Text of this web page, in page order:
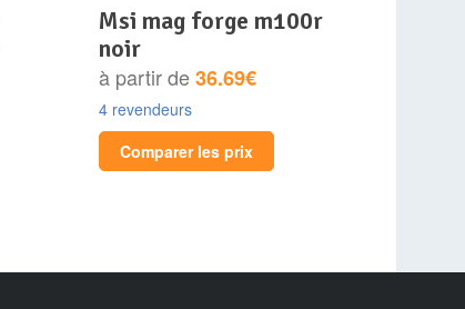
msi mag forge m100r
noir
à partir de36.69€
4 revendeurs
Comparer les prix